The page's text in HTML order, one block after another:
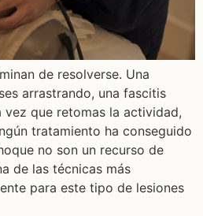
de resolverse. Una
arrastrando, una fascitis
vez que retomas la actividad,
tratamiento ha conseguido
no son un recurso de
de las técnicas más
para este tipo de lesiones